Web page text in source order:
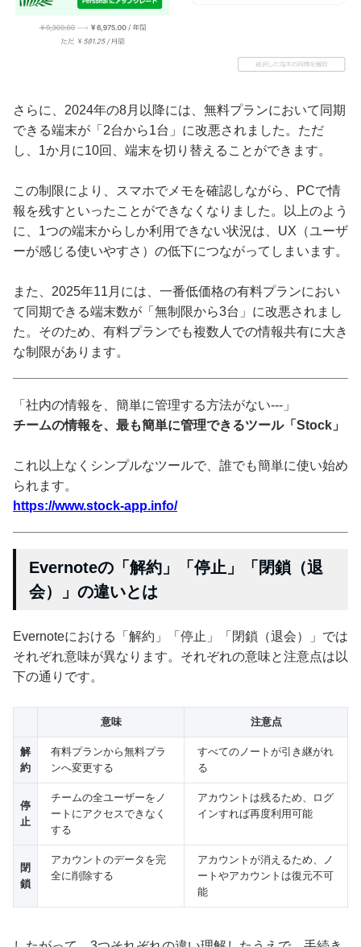
さらに、2024年の8月以降には、無料プランにおいて同期
できる端末が「2台から1台」に改悪されました。ただ
し、1か月に10回、端末を切り替えることができます。
この制限により、スマホでメモを確認しながら、PCで情
報を残すといったことができなくなりました。以上のよう
に、1つの端末からしか利用できない状況は、UX（ユーザ
ーが感じる使いやすさ）の低下につながってしまいます。
また、2025年11月には、一番低価格の有料プランにおい
て同期できる端末数が「無制限から3台」に改悪されまし
た。そのため、有料プランでも複数人での情報共有に大き
な制限があります。
「社内の情報を、簡単に管理する方法がない---」
チームの情報を、最も簡単に管理できるツール「Stock」
これ以上なくシンプルなツールで、誰でも簡単に使い始め
られます。
https://www.stock-app.info/
Evernoteの「解約」「停止」「閉鎖（退
会）」の違いとは
Evernoteにおける「解約」「停止」「閉鎖（退会）」では
それぞれ意味が異なります。それぞれの意味と注意点は以
下の通りです。
意味 注意点
解
約
有料プランから無料プラ
ンへ変更する
すべてのノートが引き継がれ
る
停
止
チームの全ユーザーをノ
ートにアクセスできなく
する
アカウントは残るため、ログ
インすれば再度利用可能
閉
鎖
アカウントのデータを完
全に削除する
アカウントが消えるため、ノ
ートやアカウントは復元不可
能